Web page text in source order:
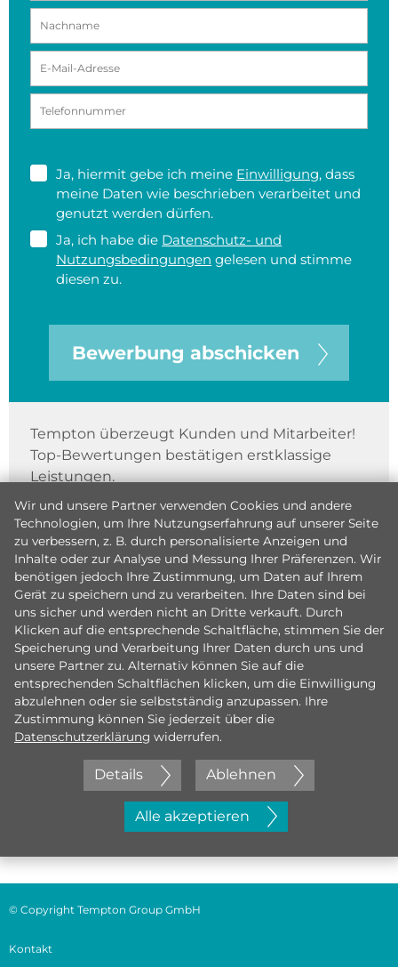
Ja, hiermit gebe ich meine Einwilligung, dass
meine Daten wie beschrieben verarbeitet und
genutzt werden dürfen.
Ja, ich habe die Datenschutz- und
Nutzungsbedingungen gelesen und stimme
diesen zu.
Bewerbung abschicken
Tempton überzeugt Kunden und Mitarbeiter!
Top-Bewertungen bestätigen erstklassige
Leistungen.
Jetzt initiativ bewerben
Wir und unsere Partner verwenden Cookies und andere
Technologien, um Ihre Nutzungserfahrung auf unserer Seite
zu verbessern, z. B. durch personalisierte Anzeigen und
Inhalte oder zur Analyse und Messung Ihrer Präferenzen. Wir
benötigen jedoch Ihre Zustimmung, um Daten auf Ihrem
Gerät zu speichern und zu verarbeiten. Ihre Daten sind bei
uns sicher und werden nicht an Dritte verkauft. Durch
Klicken auf die entsprechende Schaltfläche, stimmen Sie der
Speicherung und Verarbeitung Ihrer Daten durch uns und
unsere Partner zu. Alternativ können Sie auf die
entsprechenden Schaltflächen klicken, um die Einwilligung
abzulehnen oder sie selbstständig anzupassen. Ihre
Zustimmung können Sie jederzeit über die
Datenschutzerklärung widerrufen.
Details Ablehnen
Alle akzeptieren
© Copyright Tempton Group GmbH
Kontakt